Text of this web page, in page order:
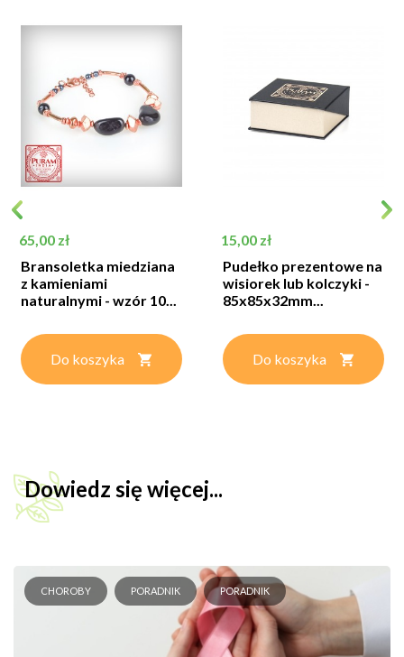
Cena
65,00 zł
Bransoletka miedziana
z kamieniami
naturalnymi - wzór 10...
Do koszyka
Cena
15,00 zł
Pudełko prezentowe na
wisiorek lub kolczyki -
85x85x32mm...
Do koszyka
Dowiedz się więcej...
CHOROBY PORADNIK PORADNIK